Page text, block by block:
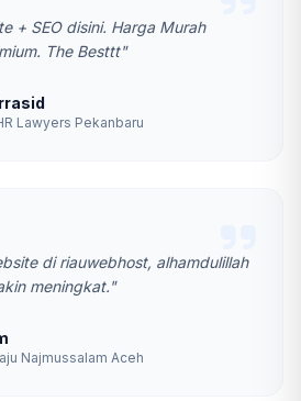
+ SEO disini. Harga Murah
The Besttt"
Lawyers Pekanbaru
di riauwebhost, alhamdulillah
meningkat."
Najmussalam Aceh